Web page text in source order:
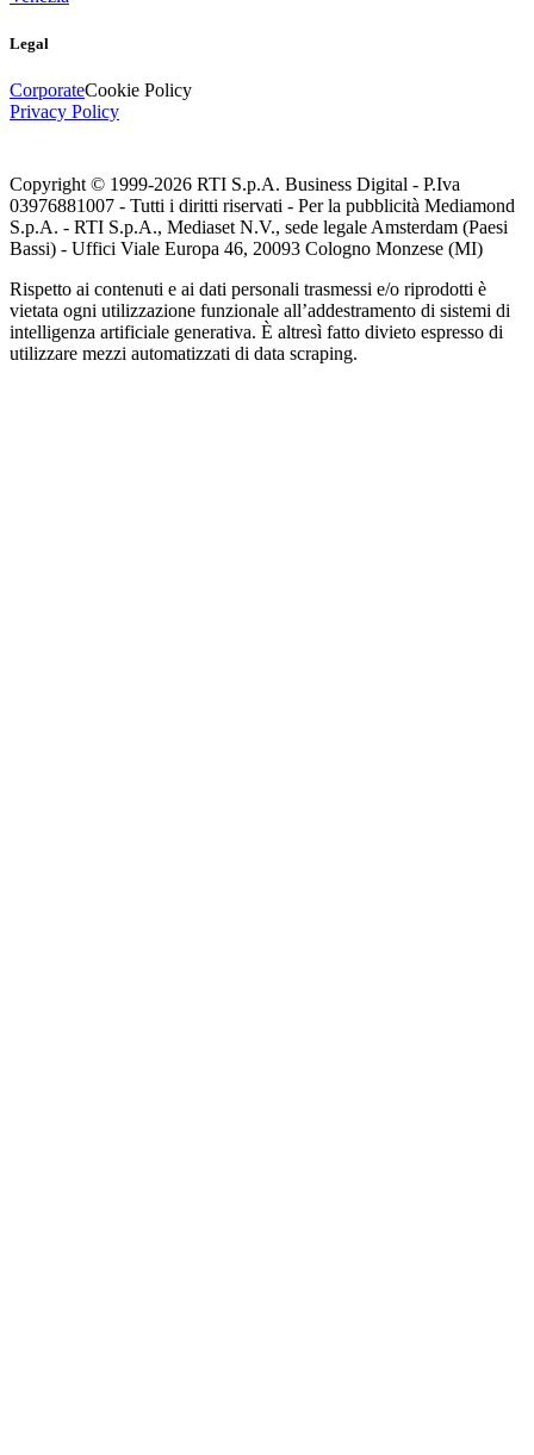
Legal
CorporateCookie Policy
Privacy Policy
Copyright © 1999-2026 RTI S.p.A. Business Digital - P.Iva
03976881007 - Tutti i diritti riservati - Per la pubblicità Mediamond
S.p.A. - RTI S.p.A., Mediaset N.V., sede legale Amsterdam (Paesi
Bassi) - Uffici Viale Europa 46, 20093 Cologno Monzese (MI)
Rispetto ai contenuti e ai dati personali trasmessi e/o riprodotti è
vietata ogni utilizzazione funzionale all’addestramento di sistemi di
intelligenza artificiale generativa. È altresì fatto divieto espresso di
utilizzare mezzi automatizzati di data scraping.